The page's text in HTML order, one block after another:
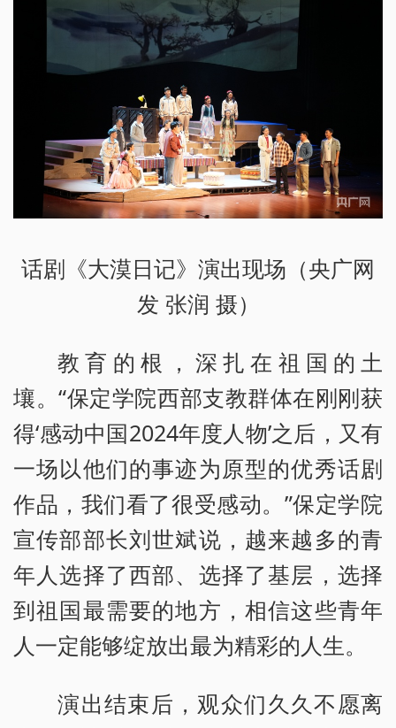
话剧《大漠日记》演出现场（央广网
发 张润 摄）
教育的根，深扎在祖国的土
壤。“保定学院西部支教群体在刚刚获
得‘感动中国2024年度人物’之后，又有
一场以他们的事迹为原型的优秀话剧
作品，我们看了很受感动。”保定学院
宣传部部长刘世斌说，越来越多的青
年人选择了西部、选择了基层，选择
到祖国最需要的地方，相信这些青年
人一定能够绽放出最为精彩的人生。
演出结束后，观众们久久不愿离